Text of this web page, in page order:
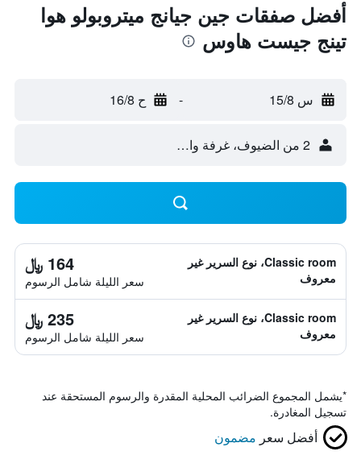
أفضل صفقات جين جيانج ميتروبولو هوا
تينج جيست هاوس
س 15/8 - ح 16/8
2 من الضيوف، غرفة واحدة
Classic room، نوع السرير غير
معروف
164 ﷼
سعر الليلة شامل الرسوم
Classic room، نوع السرير غير
معروف
235 ﷼
سعر الليلة شامل الرسوم
*يشمل المجموع الضرائب المحلية المقدرة والرسوم المستحقة عند
تسجيل المغادرة.
أفضل سعر مضمون